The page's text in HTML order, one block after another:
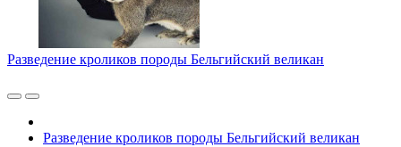
Разведение кроликов породы Бельгийский великан
Разведение кроликов породы Бельгийский великан